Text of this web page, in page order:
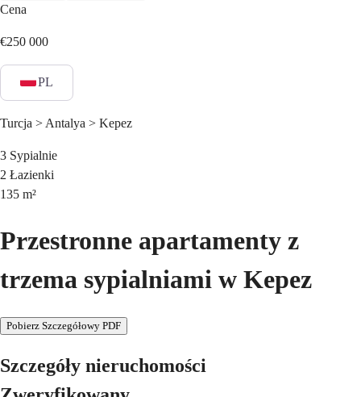
Cena
€250 000
PL
Turcja > Antalya > Kepez
3 Sypialnie
2 Łazienki
135 m²
Przestronne apartamenty z
trzema sypialniami w Kepez
Pobierz Szczegółowy PDF
Szczegóły nieruchomości